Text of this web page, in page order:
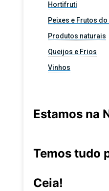
Hortifruti
Peixes e Frutos
Produtos naturais
Queijos e Frios
Vinhos
Estamos na
Temos tudo
Ceia!